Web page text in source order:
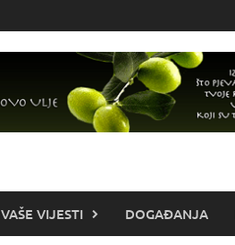
VAŠE VIJESTI DOGAĐANJA